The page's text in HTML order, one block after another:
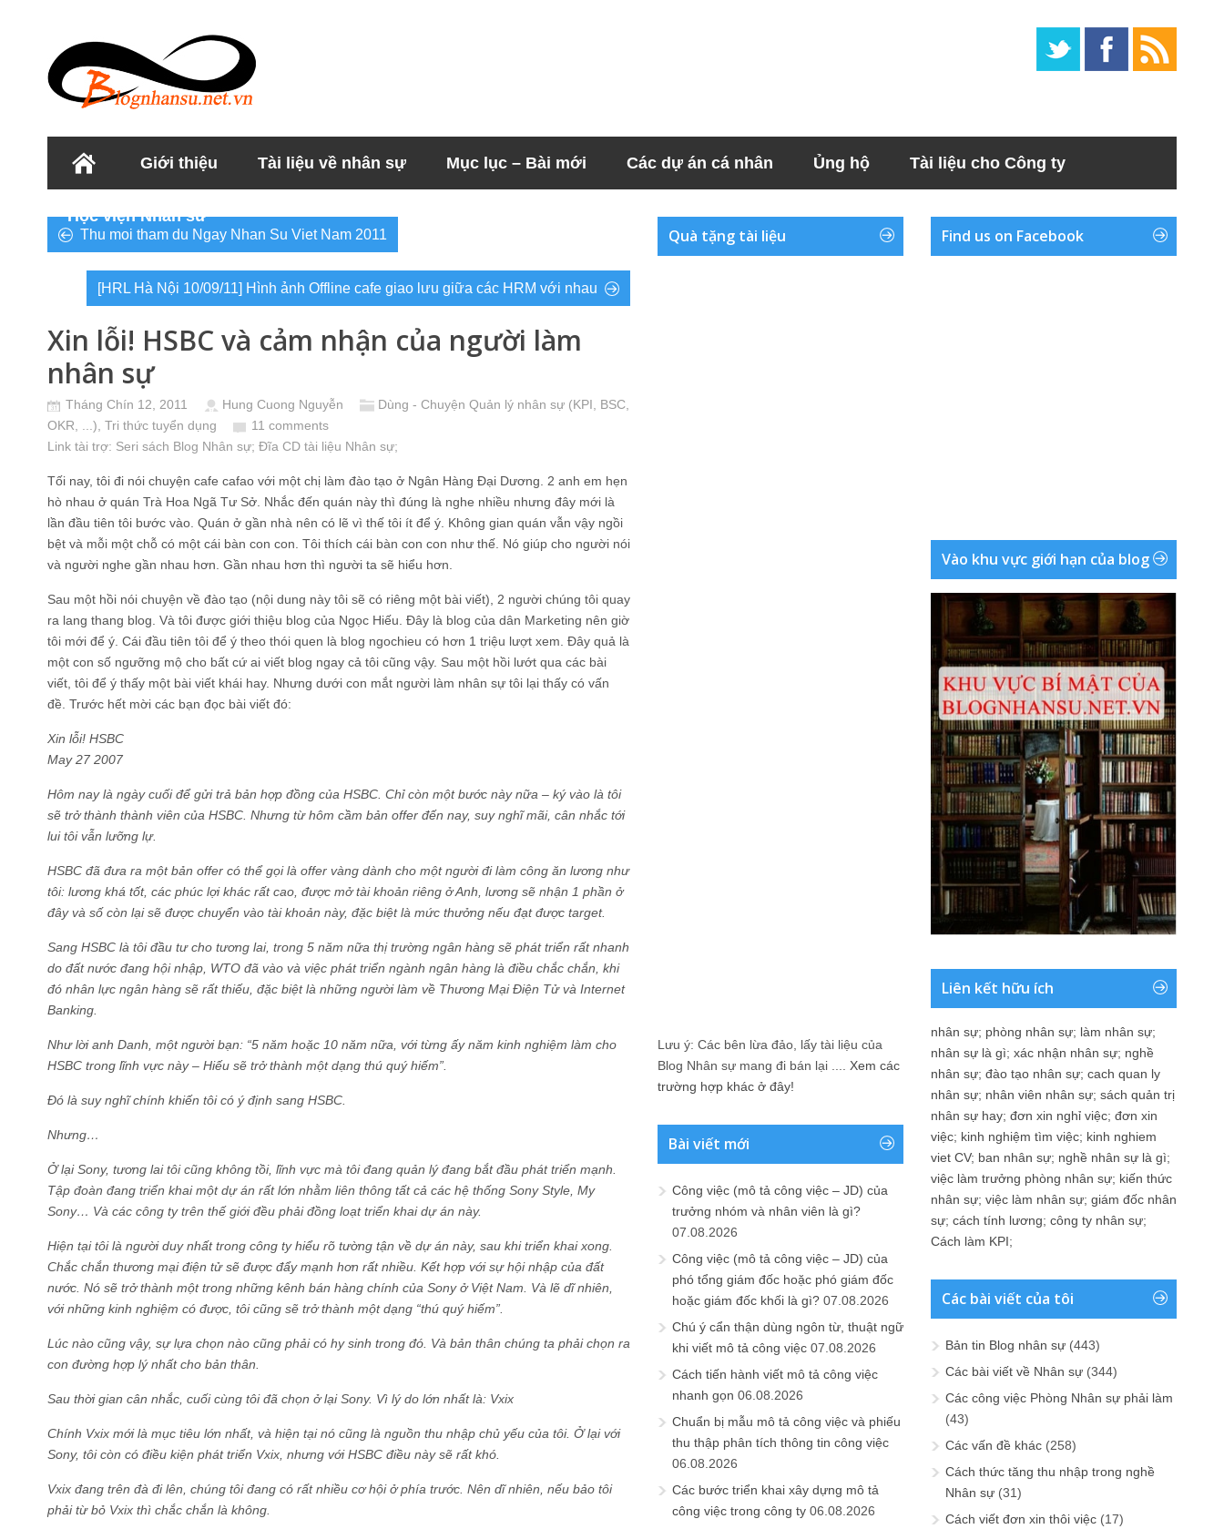
Giới thiệu Tài liệu về nhân sự Mục lục – Bài mới Các dự án cá nhân Ủng hộ Tài liệu cho Công ty
Học viện Nhân sư
Thu moi tham du Ngay Nhan Su Viet Nam 2011
[HRL Hà Nội 10/09/11] Hình ảnh Offline cafe giao lưu giữa các HRM với nhau
Xin lỗi! HSBC và cảm nhận của người làm
nhân sự
Tháng Chín 12, 2011 Hung Cuong Nguyễn
Dùng - Chuyện Quản lý nhân sự (KPI, BSC,
OKR, ...) Tri thức tuyển dụng
11 comments
Link tài trợ: Seri sách Blog Nhân sự; Đĩa CD tài liệu Nhân sự;
Tối nay, tôi đi nói chuyện cafe cafao với một chị làm đào tạo ở Ngân Hàng Đại Dương. 2 anh em hẹn
hò nhau ở quán Trà Hoa Ngã Tư Sở. Nhắc đến quán này thì đúng là nghe nhiều nhưng đây mới là
lần đầu tiên tôi bước vào. Quán ở gần nhà nên có lẽ vì thế tôi ít để ý. Không gian quán vẫn vậy ngồi
bệt và mỗi một chỗ có một cái bàn con con. Tôi thích cái bàn con con như thế. Nó giúp cho người nói
và người nghe gần nhau hơn. Gần nhau hơn thì người ta sẽ hiểu hơn.
Sau một hồi nói chuyện về đào tạo (nội dung này tôi sẽ có riêng một bài viết), 2 người chúng tôi quay
ra lang thang blog. Và tôi được giới thiệu blog của Ngọc Hiếu. Đây là blog của dân Marketing nên giờ
tôi mới để ý. Cái đầu tiên tôi để ý theo thói quen là blog ngochieu có hơn 1 triệu lượt xem. Đây quả là
một con số ngưỡng mộ cho bất cứ ai viết blog ngay cả tôi cũng vậy. Sau một hồi lướt qua các bài
viết, tôi để ý thấy một bài viết khái hay. Nhưng dưới con mắt người làm nhân sự tôi lại thấy có vấn
đề. Trước hết mời các bạn đọc bài viết đó:
Xin lỗi! HSBC
May 27 2007
Hôm nay là ngày cuối để gửi trả bản hợp đồng của HSBC. Chỉ còn một bước này nữa – ký vào là tôi
sẽ trở thành thành viên của HSBC. Nhưng từ hôm cầm bản offer đến nay, suy nghĩ mãi, cân nhắc tới
lui tôi vẫn lưỡng lự.
HSBC đã đưa ra một bản offer có thể gọi là offer vàng dành cho một người đi làm công ăn lương như
tôi: lương khá tốt, các phúc lợi khác rất cao, được mở tài khoản riêng ở Anh, lương sẽ nhận 1 phần ở
đây và số còn lại sẽ được chuyển vào tài khoản này, đặc biệt là mức thưởng nếu đạt được target.
Sang HSBC là tôi đầu tư cho tương lai, trong 5 năm nữa thị trường ngân hàng sẽ phát triển rất nhanh
do đất nước đang hội nhập, WTO đã vào và việc phát triển ngành ngân hàng là điều chắc chắn, khi
đó nhân lực ngân hàng sẽ rất thiếu, đặc biệt là những người làm về Thương Mại Điện Tử và Internet
Banking.
Như lời anh Danh, một người bạn: “5 năm hoặc 10 năm nữa, với từng ấy năm kinh nghiệm làm cho
HSBC trong lĩnh vực này – Hiếu sẽ trở thành một dạng thú quý hiếm”.
Đó là suy nghĩ chính khiến tôi có ý định sang HSBC.
Nhưng…
Ở lại Sony, tương lai tôi cũng không tồi, lĩnh vực mà tôi đang quản lý đang bắt đầu phát triển mạnh.
Tập đoàn đang triển khai một dự án rất lớn nhằm liên thông tất cả các hệ thống Sony Style, My
Sony… Và các công ty trên thế giới đều phải đồng loạt triển khai dự án này.
Hiện tại tôi là người duy nhất trong công ty hiểu rõ tường tận về dự án này, sau khi triển khai xong.
Chắc chắn thương mại điện tử sẽ được đẩy mạnh hơn rất nhiều. Kết hợp với sự hội nhập của đất
nước. Nó sẽ trở thành một trong những kênh bán hàng chính của Sony ở Việt Nam. Và lẽ dĩ nhiên,
với những kinh nghiệm có được, tôi cũng sẽ trở thành một dạng “thú quý hiếm”.
Lúc nào cũng vậy, sự lựa chọn nào cũng phải có hy sinh trong đó. Và bản thân chúng ta phải chọn ra
con đường hợp lý nhất cho bản thân.
Sau thời gian cân nhắc, cuối cùng tôi đã chọn ở lại Sony. Vì lý do lớn nhất là: Vxix
Chính Vxix mới là mục tiêu lớn nhất, và hiện tại nó cũng là nguồn thu nhập chủ yếu của tôi. Ở lại với
Sony, tôi còn có điều kiện phát triển Vxix, nhưng với HSBC điều này sẽ rất khó.
Vxix đang trên đà đi lên, chúng tôi đang có rất nhiều cơ hội ở phía trước. Nên dĩ nhiên, nếu bảo tôi
phải từ bỏ Vxix thì chắc chắn là không.
Quà tặng tài liệu
Lưu ý: Các bên lừa đảo, lấy tài liệu của
Blog Nhân sự mang đi bán lại .... Xem các
trường hợp khác ở đây!
Bài viết mới
Công việc (mô tả công việc – JD) của
trưởng nhóm và nhân viên là gì?
07.08.2026
Công việc (mô tả công việc – JD) của
phó tổng giám đốc hoặc phó giám đốc
hoặc giám đốc khối là gì? 07.08.2026
Chú ý cẩn thận dùng ngôn từ, thuật ngữ
khi viết mô tả công việc 07.08.2026
Cách tiến hành viết mô tả công việc
nhanh gọn 06.08.2026
Chuẩn bị mẫu mô tả công việc và phiếu
thu thập phân tích thông tin công việc
06.08.2026
Các bước triển khai xây dựng mô tả
công việc trong công ty 06.08.2026
Find us on Facebook
Vào khu vực giới hạn của blog
Liên kết hữu ích
nhân sự; phòng nhân sự; làm nhân sự;
nhân sự là gì; xác nhận nhân sự; nghề
nhân sự; đào tạo nhân sự; cach quan ly
nhân sự; nhân viên nhân sự; sách quản trị
nhân sự hay; đơn xin nghỉ việc; đơn xin
việc; kinh nghiệm tìm việc; kinh nghiem
viet CV; ban nhân sự; nghề nhân sự là gì;
việc làm trưởng phòng nhân sự; kiến thức
nhân sự; việc làm nhân sự; giám đốc nhân
sự; cách tính lương; công ty nhân sự;
Cách làm KPI;
Các bài viết của tôi
Bản tin Blog nhân sự (443)
Các bài viết về Nhân sự (344)
Các công việc Phòng Nhân sự phải làm
(43)
Các vấn đề khác (258)
Cách thức tăng thu nhập trong nghề
Nhân sự (31)
Cách viết đơn xin thôi việc (17)